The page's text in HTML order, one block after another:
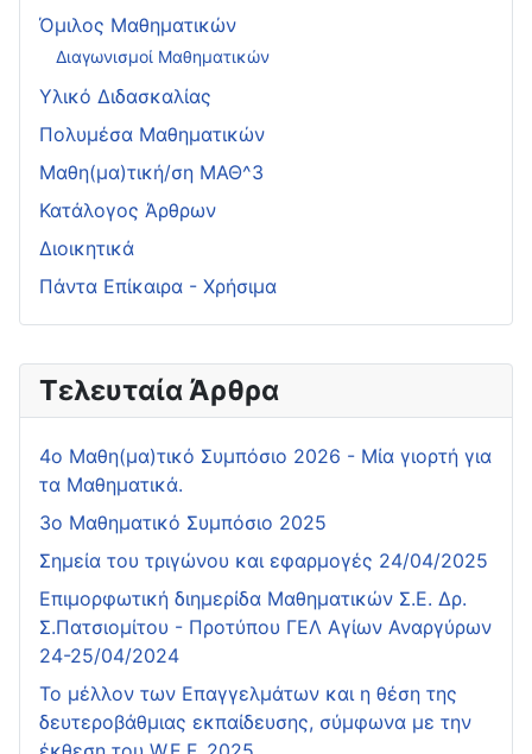
Τελευταία Άρθρα
4o Μαθη(μα)τικό Συμπόσιο 2026 - Μία γιορτή για
τα Μαθηματικά.
3ο Μαθηματικό Συμπόσιο 2025
Σημεία του τριγώνου και εφαρμογές 24/04/2025
Επιμορφωτική διημερίδα Μαθηματικών Σ.Ε. Δρ.
Σ.Πατσιομίτου - Προτύπου ΓΕΛ Αγίων Αναργύρων
24-25/04/2024
Το μέλλον των Επαγγελμάτων και η θέση της
δευτεροβάθμιας εκπαίδευσης, σύμφωνα με την
Όμιλος Μαθηματικών
Διαγωνισμοί Μαθηματικών
Υλικό Διδασκαλίας
Πολυμέσα Μαθηματικών
Μαθη(μα)τική/ση ΜΑΘ^3
Κατάλογος Άρθρων
Διοικητικά
Πάντα Επίκαιρα - Χρήσιμα